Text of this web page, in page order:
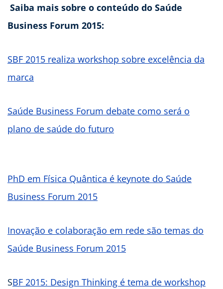
Saiba mais sobre o conteúdo do Saúde
Business Forum 2015:
SBF 2015 realiza workshop sobre excelência da
marca
Saúde Business Forum debate como será o
plano de saúde do futuro
PhD em Física Quântica é keynote do Saúde
Business Forum 2015
Inovação e colaboração em rede são temas do
Saúde Business Forum 2015
SBF 2015: Design Thinking é tema de workshop